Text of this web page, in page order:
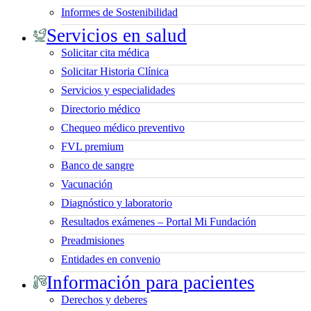
Informes de Sostenibilidad
Servicios en salud
Solicitar cita médica
Solicitar Historia Clínica
Servicios y especialidades
Directorio médico
Chequeo médico preventivo
FVL premium
Banco de sangre
Vacunación
Diagnóstico y laboratorio
Resultados exámenes – Portal Mi Fundación
Preadmisiones
Entidades en convenio
Información para pacientes
Derechos y deberes